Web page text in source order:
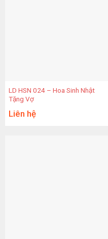
LD HSN 024 – Hoa Sinh Nhật
Tặng Vợ
Liên hệ